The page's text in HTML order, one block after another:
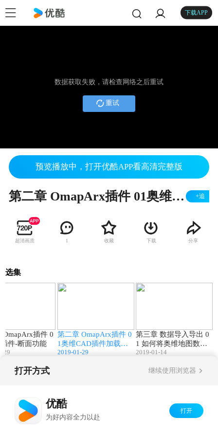
下载APP
数据获取失败，请检查网络之后重试
重试
预览播放中，打开优酷APP看高清完整版
第二章 OmapArx插件 01奥维CAD插件加载与功能应用详解 +追
超清画质 1 收藏 下载 分享
选集
OmapArx插件 0
件-断面功能
29
第二章 OmapArx插件 0
1奥维CAD插件加载与
功能应用详解
2019-01-29
第三章 数据导入导出 0
1 如何将奥维地图数据
导出成图片
2019-01-14
打开方式 继续使用浏览器
优酷
为好内容全力以赴
打开